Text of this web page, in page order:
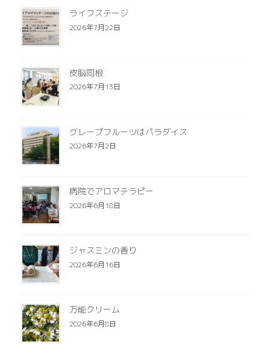
ライフステージ
2026年7月22日
皮脳同根
2026年7月13日
グレープフルーツはパラダイス
2026年7月2日
病院でアロマテラピー
2026年6月18日
ジャスミンの香り
2026年6月16日
万能クリーム
2026年6月8日